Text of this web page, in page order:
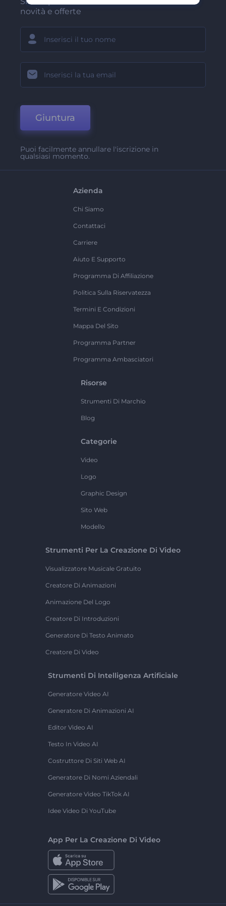
novità e offerte
Giuntura
Puoi facilmente annullare l'iscrizione in
qualsiasi momento.
Azienda
Chi Siamo
Contattaci
Carriere
Aiuto E Supporto
Programma Di Affiliazione
Politica Sulla Riservatezza
Termini E Condizioni
Mappa Del Sito
Programma Partner
Programma Ambasciatori
Risorse
Strumenti Di Marchio
Blog
Categorie
Video
Logo
Graphic Design
Sito Web
Modello
Strumenti Per La Creazione Di Video
Visualizzatore Musicale Gratuito
Creatore Di Animazioni
Animazione Del Logo
Creatore Di Introduzioni
Generatore Di Testo Animato
Creatore Di Video
Strumenti Di Intelligenza Artificiale
Generatore Video AI
Generatore Di Animazioni AI
Editor Video AI
Testo In Video AI
Costruttore Di Siti Web AI
Generatore Di Nomi Aziendali
Generatore Video TikTok AI
Idee Video Di YouTube
App Per La Creazione Di Video